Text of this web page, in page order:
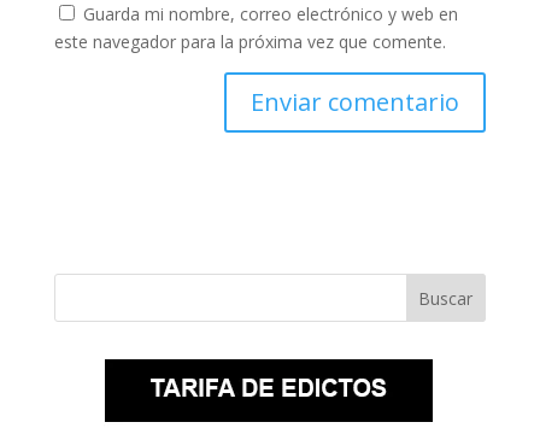
Guarda mi nombre, correo electrónico y web en
este navegador para la próxima vez que comente.
Buscar